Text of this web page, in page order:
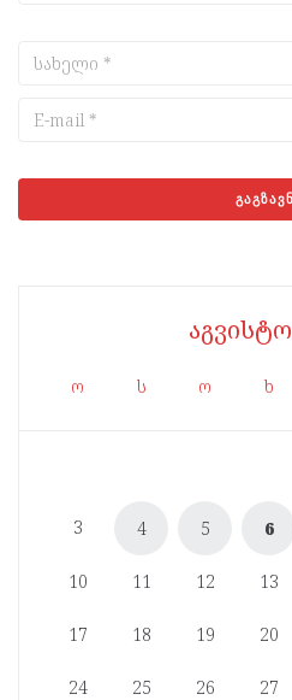
ო ს ო ხ
3 4 5 6
10 11 12 13
17 18 19 20
24 25 26 27